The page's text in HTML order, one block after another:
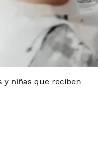
y niñas que reciben